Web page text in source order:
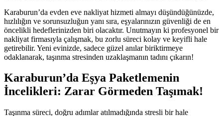
Karaburun’da evden eve nakliyat hizmeti almayı düşündüğünüzde,
hızlılığın ve sorunsuzluğun yanı sıra, eşyalarınızın güvenliği de en
öncelikli hedeflerinizden biri olacaktır. Unutmayın ki profesyonel bir
nakliyat firmasıyla çalışmak, bu zorlu süreci kolay ve keyifli hale
getirebilir. Yeni evinizde, sadece güzel anılar biriktirmeye
odaklanarak, taşınma stresinden uzaklaşmanın tadını çıkarın!
Karaburun’da Eşya Paketlemenin
İncelikleri: Zarar Görmeden Taşımak!
Taşınma süreci, doğru adımlar atılmadığında stresli bir hale